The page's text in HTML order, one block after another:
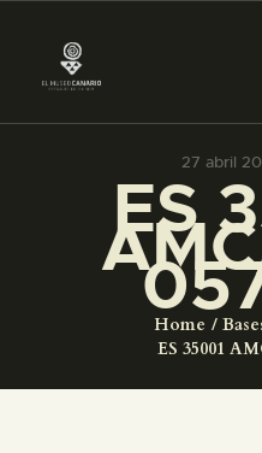
27 abril
ES
Home
ES 35001
PREPARAR